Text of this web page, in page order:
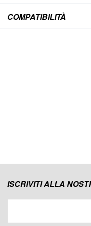
COMPATIBILITÀ
ISCRIVITI ALLA